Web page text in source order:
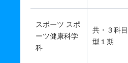
スポーツ スポ
ーツ健康科学
科
共・３科目
型１期